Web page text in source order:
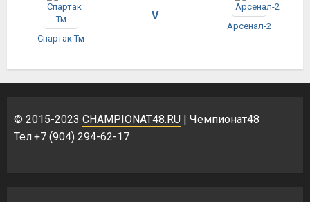
Спартак Тм
V
Арсенал-2
© 2015-2023 CHAMPIONAT48.RU | Чемпионат48
Тел.+7 (904) 294-62-17